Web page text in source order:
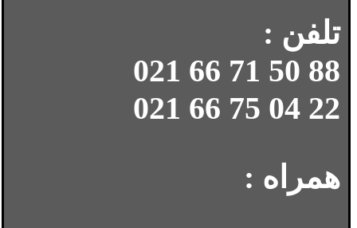
تلفن :
88 50 71 66 021
22 04 75 66 021
همراه :